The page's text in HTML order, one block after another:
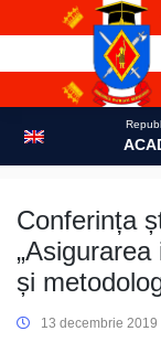
Conferința
și
13 decembrie 2019